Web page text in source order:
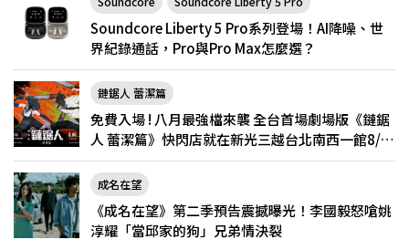
Soundcore Liberty 5 Pro系列登場！AI降噪、世
界紀錄通話，Pro與Pro Max怎麼選？
鏈鋸人 蕾潔篇
免費入場 ! 八月最強檔來襲 全台首場劇場版《鏈鋸
人 蕾潔篇》快閃店就在新光三越台北南西一館8/6
限定登場
成名在望
《成名在望》第二季預告震撼曝光！李國毅怒嗆姚
淳耀「當邱家的狗」兄弟情決裂